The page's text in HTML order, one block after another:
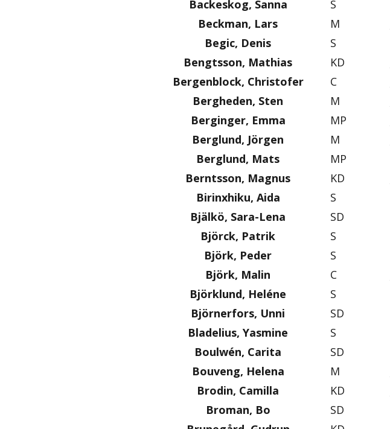
Backeskog, Sanna
S
Beckman, Lars
M
Begic, Denis
S
Bengtsson, Mathias
KD
Bergenblock, Christofer
C
Bergheden, Sten
M
Berginger, Emma
MP
Berglund, Jörgen
M
Berglund, Mats
MP
Berntsson, Magnus
KD
Birinxhiku, Aida
S
Bjälkö, Sara-Lena
SD
Björck, Patrik
S
Björk, Peder
S
Björk, Malin
C
Björklund, Heléne
S
Björnerfors, Unni
SD
Bladelius, Yasmine
S
Boulwén, Carita
SD
Bouveng, Helena
M
Brodin, Camilla
KD
Broman, Bo
SD